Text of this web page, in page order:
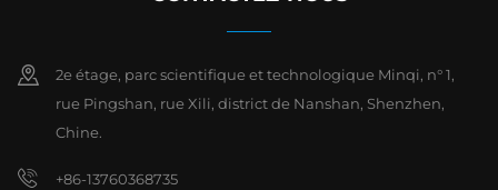
2e étage, parc scientifique et technologique Minqi, n° 1,
rue Pingshan, rue Xili, district de Nanshan, Shenzhen,
Chine.
+86-13760368735